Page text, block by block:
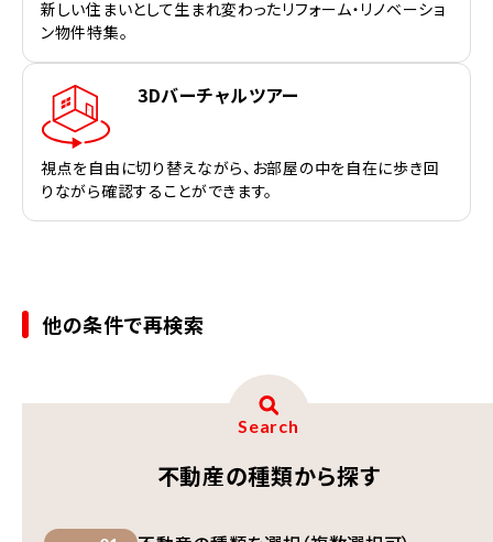
新しい住まいとして生まれ変わったリフォーム・リノベーショ
ン物件特集。
3Dバーチャルツアー
視点を自由に切り替えながら、お部屋の中を自在に歩き回
りながら確認することができます。
他の条件で再検索
Search
不動産の種類から探す